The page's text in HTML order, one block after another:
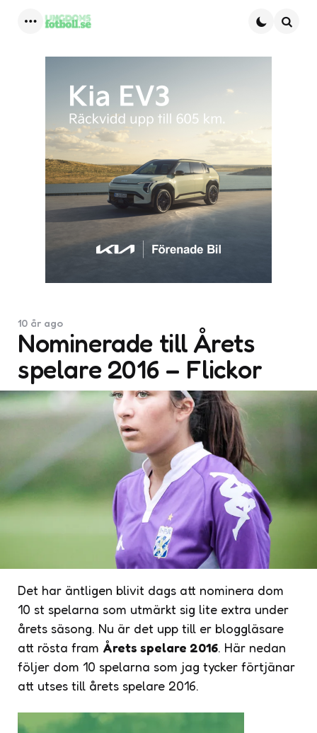
Nominerade till Årets
spelare 2016 – Flickor
10 år ago
Det har äntligen blivit dags att nominera dom
10 st spelarna som utmärkt sig lite extra under
årets säsong. Nu är det upp till er bloggläsare
att rösta fram Årets spelare 2016. Här nedan
följer dom 10 spelarna som jag tycker förtjänar
att utses till årets spelare 2016.